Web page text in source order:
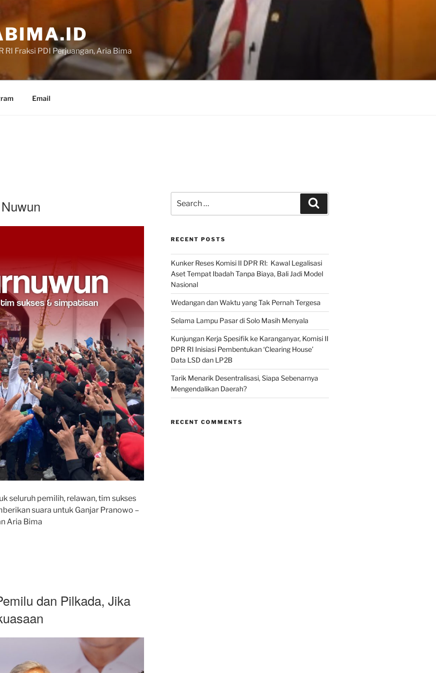
Fraksi PDI Perjuangan, Aria Bima
Email
seluruh pemilih, relawan, tim sukses
suara untuk Ganjar Pranowo –
Aria Bima
dan Pilkada, Jika
for:
RECENT POSTS
Kunker Reses Komisi II DPR RI: Kawal Legalisasi
Aset Tempat Ibadah Tanpa Biaya, Bali Jadi Model
Nasional
Wedangan dan Waktu yang Tak Pernah Tergesa
Selama Lampu Pasar di Solo Masih Menyala
Kunjungan Kerja Spesifik ke Karanganyar, Komisi II
DPR RI Inisiasi Pembentukan ‘Clearing House’
Data LSD dan LP2B
Tarik Menarik Desentralisasi, Siapa Sebenarnya
Mengendalikan Daerah?
RECENT COMMENTS